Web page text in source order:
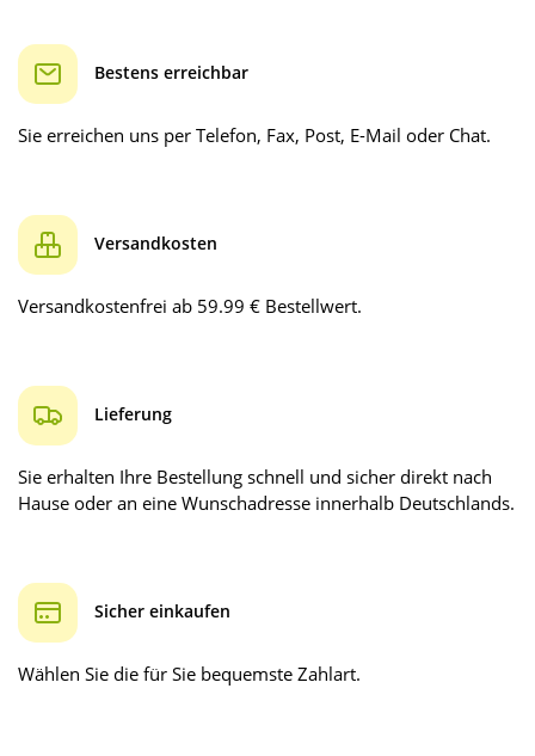
Bestens erreichbar
Sie erreichen uns per Telefon, Fax, Post, E-Mail oder Chat.
Versandkosten
Versandkostenfrei ab 59.99 € Bestellwert.
Lieferung
Sie erhalten Ihre Bestellung schnell und sicher direkt nach
Hause oder an eine Wunschadresse innerhalb Deutschlands.
Sicher einkaufen
Wählen Sie die für Sie bequemste Zahlart.